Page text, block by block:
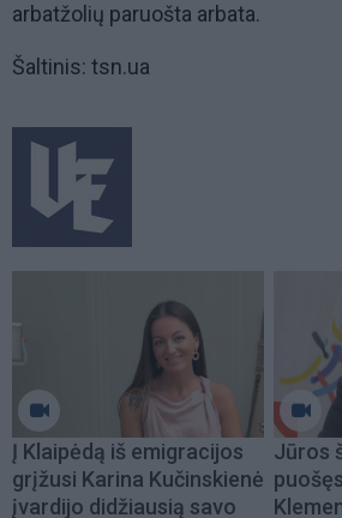
arbatžolių paruošta arbata.
Šaltinis: tsn.ua
Į Klaipėdą iš emigracijos
grįžusi Karina Kučinskienė
įvardijo didžiausią savo
Jūros